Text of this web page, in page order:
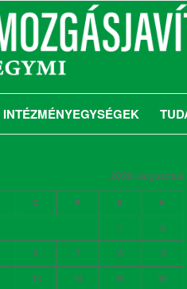
INTÉZMÉNYEGYSÉGEK
2026. augusztus
C P S V
1 2
6 7 8 9
13 14 15 16